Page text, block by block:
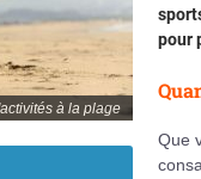
à la plage
pour
Que